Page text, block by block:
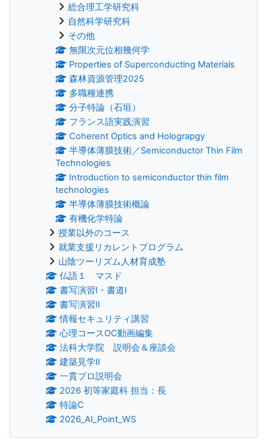
総合理工学研究科
自然科学研究科
その他
無限次元位相幾何学
Properties of Superconducting Materials
森林資源管理2025
多職種連携
分子特論（石垣）
フランス語実践演習
Coherent Optics and Holograpgy
半導体薄膜技術／Semiconductor Thin Film
Technologies
Introduction to semiconductor thin film
technologies
半導体薄膜技術概論
有機化学特論
授業以外のコース
就業支援リカレントプログラム
山陰ツーリズム人材育成塾
仏語１ マスド
書写演習Ⅰ・書道Ⅰ
書写演習Ⅱ
情報セキュリティ講習
心理コースOC動画編集
法科大学院 説明会＆座談会
建築見学Ⅱ
一貫プロ説明会
2026 初等家庭科 担当：長
特論C
2026_AI_Point_WS